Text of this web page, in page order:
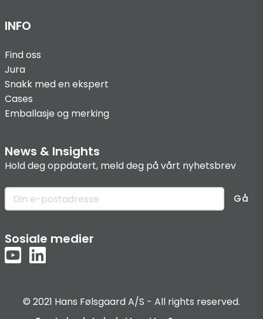
INFO
Find oss
Jura
Snakk med en ekspert
Cases
Emballasje og merking
News & Insights
Hold deg oppdatert, meld deg på vårt nyhetsbrev
Gå
Sosiale medier
© 2021 Hans Følsgaard A/S - All rights reserved.